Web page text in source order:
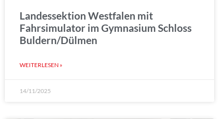
Landessektion Westfalen mit
Fahrsimulator im Gymnasium Schloss
Buldern/Dülmen
WEITERLESEN »
14/11/2025